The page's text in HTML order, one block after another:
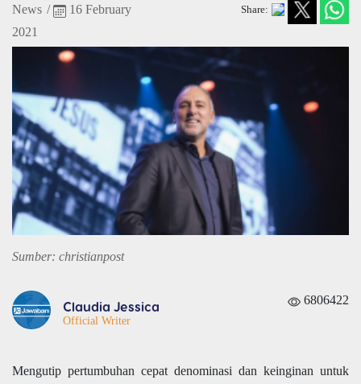
News /
16 February
2021
Share:
Sumber: christianpost
Claudia Jessica
Official Writer
6806422
Mengutip pertumbuhan cepat denominasi dan keinginan untuk